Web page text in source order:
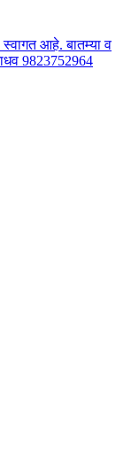
आहे. बातम्या व
9823752964